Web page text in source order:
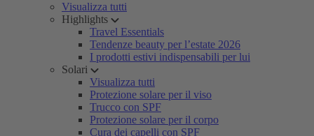
Visualizza tutti
Highlights
Travel Essentials
Tendenze beauty per l’estate 2026
I prodotti estivi indispensabili per lui
Solari
Visualizza tutti
Protezione solare per il viso
Trucco con SPF
Protezione solare per il corpo
Cura dei capelli con SPF